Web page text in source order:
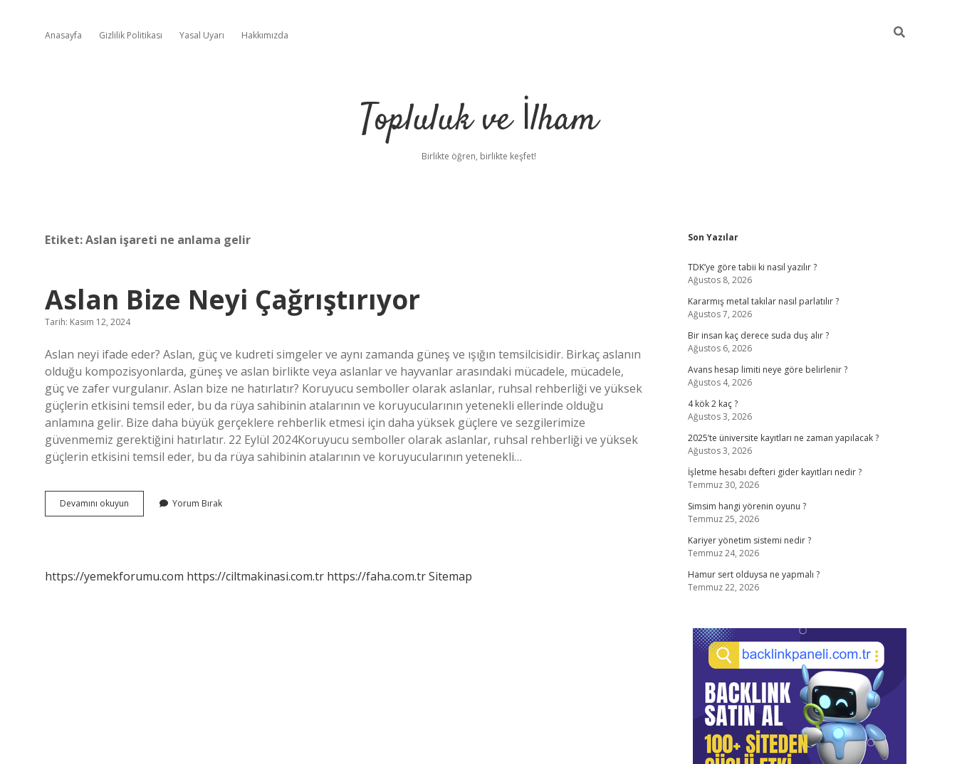
Anasayfa Gizlilik Politikası Yasal Uyarı Hakkımızda
Topluluk ve İlham
Birlikte öğren, birlikte keşfet!
Etiket:Aslan işareti ne anlama gelir
Aslan Bize Neyi Çağrıştırıyor
Tarih: Kasım 12, 2024
Aslan neyi ifade eder? Aslan, güç ve kudreti simgeler ve aynı zamanda güneş ve ışığın temsilcisidir. Birkaç aslanın
olduğu kompozisyonlarda, güneş ve aslan birlikte veya aslanlar ve hayvanlar arasındaki mücadele, mücadele,
güç ve zafer vurgulanır. Aslan bize ne hatırlatır? Koruyucu semboller olarak aslanlar, ruhsal rehberliği ve yüksek
güçlerin etkisini temsil eder, bu da rüya sahibinin atalarının ve koruyucularının yetenekli ellerinde olduğu
anlamına gelir. Bize daha büyük gerçeklere rehberlik etmesi için daha yüksek güçlere ve sezgilerimize
güvenmemiz gerektiğini hatırlatır. 22 Eylül 2024Koruyucu semboller olarak aslanlar, ruhsal rehberliği ve yüksek
güçlerin etkisini temsil eder, bu da rüya sahibinin atalarının ve koruyucularının yetenekli…
Devamını okuyun
Bize
Yorum Bırak
https://yemekforumu.com https://ciltmakinasi.com.tr https://faha.com.trSitemap
Sidebar
Son Yazılar
TDK’ye göre tabii ki nasıl yazılır ?
Ağustos 8, 2026
Kararmış metal takılar nasıl parlatılır ?
Ağustos 7, 2026
Bir insan kaç derece suda duş alır ?
Ağustos 6, 2026
Avans hesap limiti neye göre belirlenir ?
Ağustos 4, 2026
4 kök 2 kaç ?
Ağustos 3, 2026
2025’te üniversite kayıtları ne zaman yapılacak ?
Ağustos 3, 2026
İşletme hesabı defteri gider kayıtları nedir ?
Temmuz 30, 2026
Simsim hangi yörenin oyunu ?
Temmuz 25, 2026
Kariyer yönetim sistemi nedir ?
Temmuz 24, 2026
Hamur sert olduysa ne yapmalı ?
Temmuz 22, 2026